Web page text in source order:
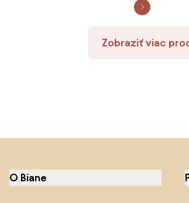
Zobraziť viac
O Biane